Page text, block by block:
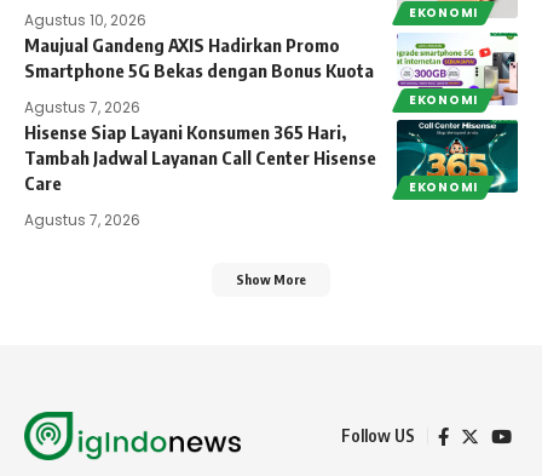
EKONOMI
Agustus 10, 2026
EKONOMI
Maujual Gandeng AXIS Hadirkan Promo
Smartphone 5G Bekas dengan Bonus Kuota
Agustus 7, 2026
EKONOMI
Hisense Siap Layani Konsumen 365 Hari,
Tambah Jadwal Layanan Call Center Hisense
Care
Agustus 7, 2026
Show More
Follow US